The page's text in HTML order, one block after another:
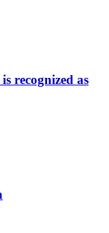
recognized as